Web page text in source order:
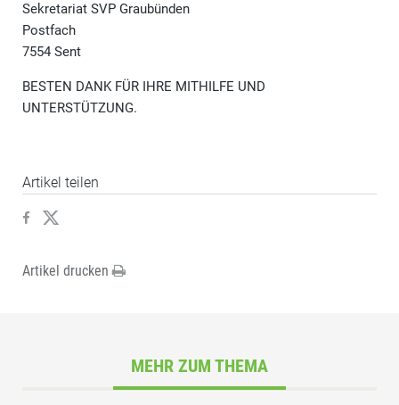
Sekretariat SVP Graubünden
Postfach
7554 Sent
BESTEN DANK FÜR IHRE MITHILFE UND
UNTERSTÜTZUNG.
Artikel teilen
Artikel drucken
MEHR ZUM THEMA